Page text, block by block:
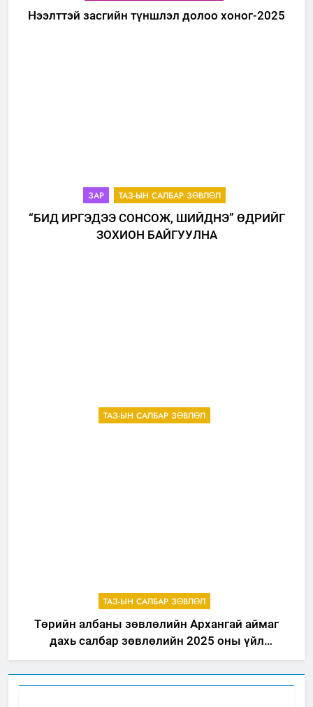
Нээлттэй засгийн түншлэл долоо хоног-2025
ЗАР ТАЗ-ЫН САЛБАР ЗӨВЛӨЛ
“БИД ИРГЭДЭЭ СОНСОЖ, ШИЙДНЭ” ӨДРИЙГ
ЗОХИОН БАЙГУУЛНА
ТАЗ-ЫН САЛБАР ЗӨВЛӨЛ
ТАЗ-ЫН САЛБАР ЗӨВЛӨЛ
Төрийн албаны зөвлөлийн Архангай аймаг
дахь салбар зөвлөлийн 2025 оны үйл
ажиллагааны жилийн төлөвлөгөө